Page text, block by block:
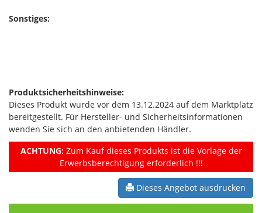
Sonstiges:
Produktsicherheitshinweise:
Dieses Produkt wurde vor dem 13.12.2024 auf dem Marktplatz
bereitgestellt. Für Hersteller- und Sicherheitsinformationen
wenden Sie sich an den anbietenden Händler.
ACHTUNG:Zum Kauf dieses Produkts ist die Vorlage der
Erwerbsberechtigung erforderlich !!!
Dieses Angebot ausdrucken